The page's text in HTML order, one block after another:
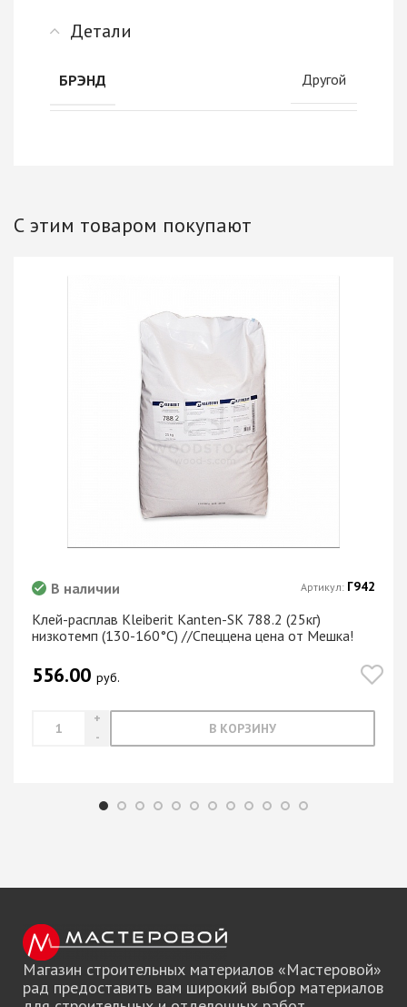
Детали
БРЭНД Другой
С этим товаром покупают
Клей-расплав Kleiberit Kanten-SK 788.2 (25кг)
низкотемп (130-160°С) //Спеццена цена от Мешка!
В наличии
556.00 руб.
В КОРЗИНУ
Артикул: Г942
Магазин строительных материалов «Мастеровой»
рад предоставить вам широкий выбор материалов